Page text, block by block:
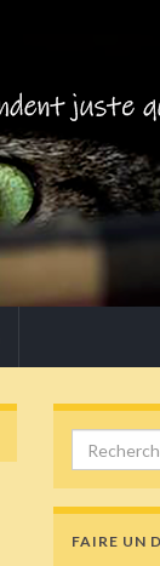
Search for:
FAIRE UN